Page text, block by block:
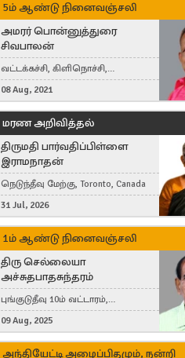
5ம் ஆண்டு நினைவஞ்சலி
அமரர் பொன்னுத்துரை
சிவபாலன்
வட்டக்கச்சி, கிளிநொச்சி,
வட்டக்கச்சி இராமநாதபுரம்
08 Aug, 2021
மரண அறிவித்தல்
திருமதி பார்வதிப்பிள்ளை
இராமநாதன்
நெடுந்தீவு மேற்கு, Toronto, Canada
31 Jul, 2026
1ம் ஆண்டு நினைவஞ்சலி
திரு செல்லையா
அச்சுதபாதசுந்தரம்
புங்குடுதீவு 10ம் வட்டாரம்,
கொள்ளுப்பிட்டி
09 Aug, 2025
அந்தியேட்டி அழைப்பிதழும், நன்றி